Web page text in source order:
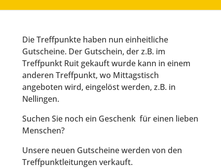
Die Treffpunkte haben nun einheitliche
Gutscheine. Der Gutschein, der z.B. im
Treffpunkt Ruit gekauft wurde kann in einem
anderen Treffpunkt, wo Mittagstisch
angeboten wird, eingelöst werden, z.B. in
Nellingen.
Suchen Sie noch ein Geschenk für einen lieben
Menschen?
Unsere neuen Gutscheine werden von den
Treffpunktleitungen verkauft.